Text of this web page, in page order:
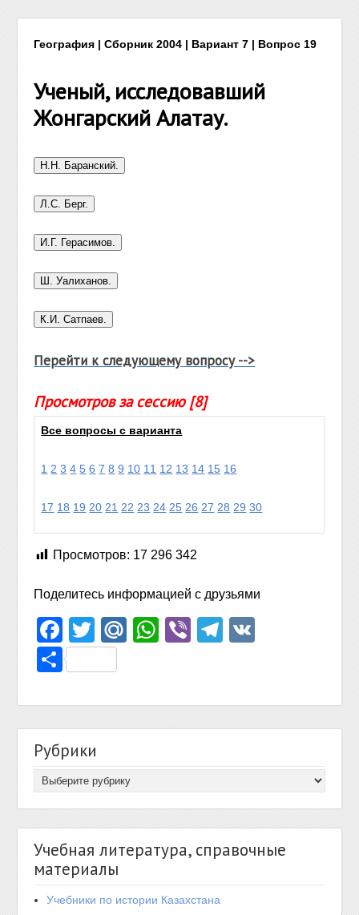
География | Сборник 2004 | Вариант 7 | Вопрос 19
Ученый, исследовавший
Жонгарский Алатау.
Перейти к следующему вопросу -->
Просмотров за сессию [8]
Все вопросы с варианта
1 2 3 4 5 6 7 8 9 10 11 12 13 14 15 16
17 18 19 20 21 22 23 24 25 26 27 28 29 30
Просмотров: 17 296 342
Поделитесь информацией с друзьями
Facebook
TwitterMail.Ru
WhatsApp
ViberTelegram
Отправить
Рубрики
Учебная литература, справочные
материалы
Учебники по истории Казахстана